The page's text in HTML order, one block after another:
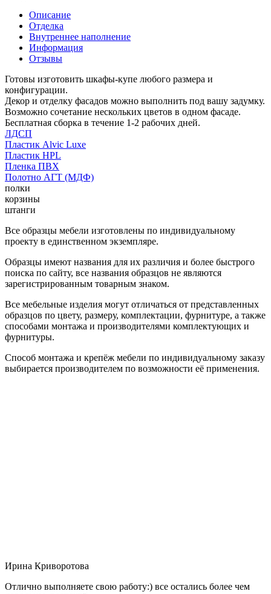
Описание
Отделка
Внутреннее наполнение
Информация
Отзывы
Готовы изготовить шкафы-купе любого размера и
конфигурации.
Декор и отделку фасадов можно выполнить под вашу задумку.
Возможно сочетание нескольких цветов в одном фасаде.
Бесплатная сборка в течение 1-2 рабочих дней.
ЛДСП
Пластик Alvic Luxe
Пластик HPL
Пленка ПВХ
Полотно АГТ (МДФ)
полки
корзины
штанги
Все образцы мебели изготовлены по индивидуальному
проекту в единственном экземпляре.
Образцы имеют названия для их различия и более быстрого
поиска по сайту, все названия образцов не являются
зарегистрированным товарным знаком.
Все мебельные изделия могут отличаться от представленных
образцов по цвету, размеру, комплектации, фурнитуре, а также
способами монтажа и производителями комплектующих и
фурнитуры.
Способ монтажа и крепёж мебели по индивидуальному заказу
выбирается производителем по возможности её применения.
Ирина Криворотова
Отлично выполняете свою работу:) все остались более чем